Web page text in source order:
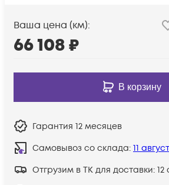
Ваша цена (км):
66 108₽
В корзину
Гарантия 12 месяцев
Самовывоз со склада: 11
Отгрузим в ТК для доставки: 12